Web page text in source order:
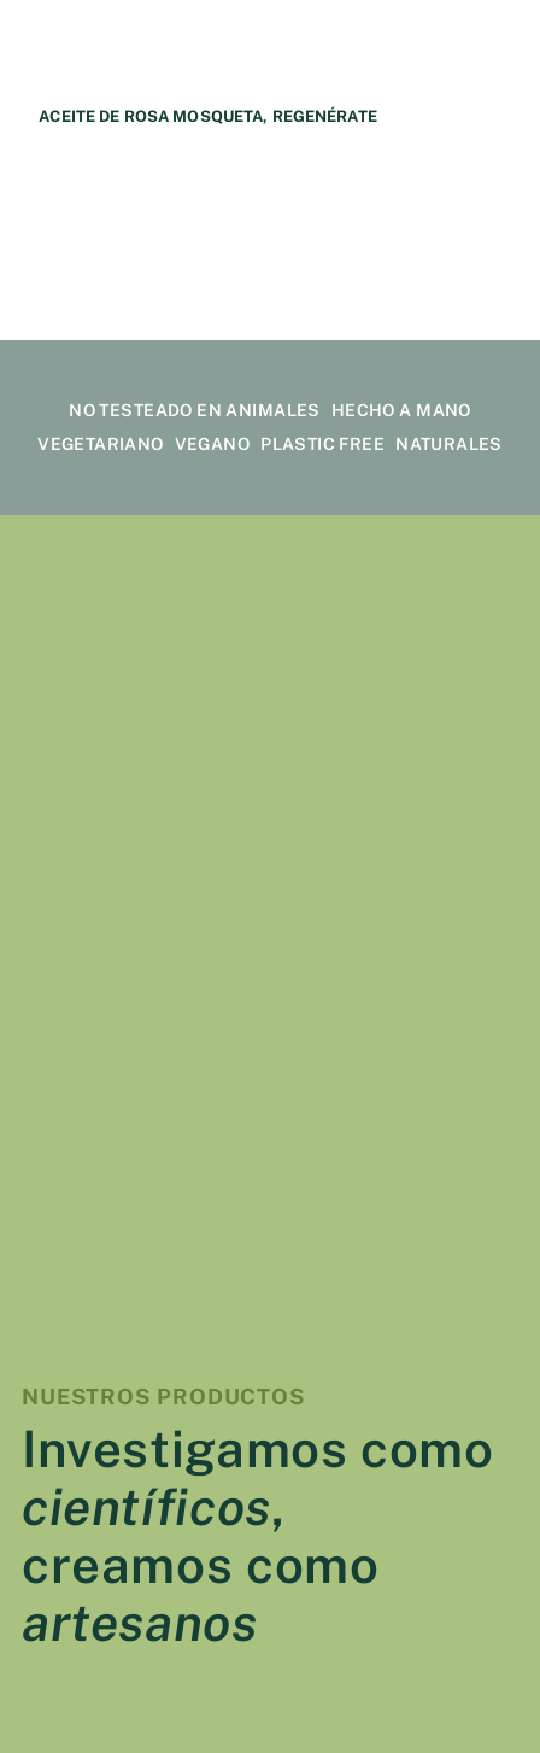
ACEITE DE ROSA MOSQUETA, REGENÉRATE
NO TESTEADO EN ANIMALES
HECHO A MANO
VEGETARIANO
VEGANO PLASTIC FREE NATURALES
NUESTROS PRODUCTOS
Investigamos como
científicos,
creamos como
artesanos